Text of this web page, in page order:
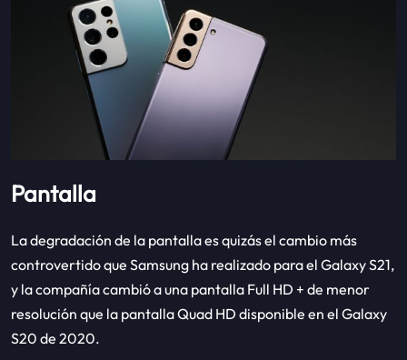
Pantalla
La degradación de la pantalla es quizás el cambio más
controvertido que Samsung ha realizado para el Galaxy S21,
y la compañía cambió a una pantalla Full HD + de menor
resolución que la pantalla Quad HD disponible en el Galaxy
S20 de 2020.